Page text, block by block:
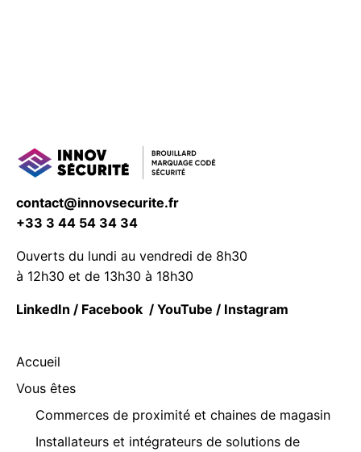
contact@innovsecurite.fr
+33 3 44 54 34 34
Ouverts du lundi au vendredi de 8h30
à 12h30 et de 13h30 à 18h30
LinkedIn / Facebook / YouTube / Instagram
Accueil
Vous êtes
Commerces de proximité et chaines de magasin
Installateurs et intégrateurs de solutions de